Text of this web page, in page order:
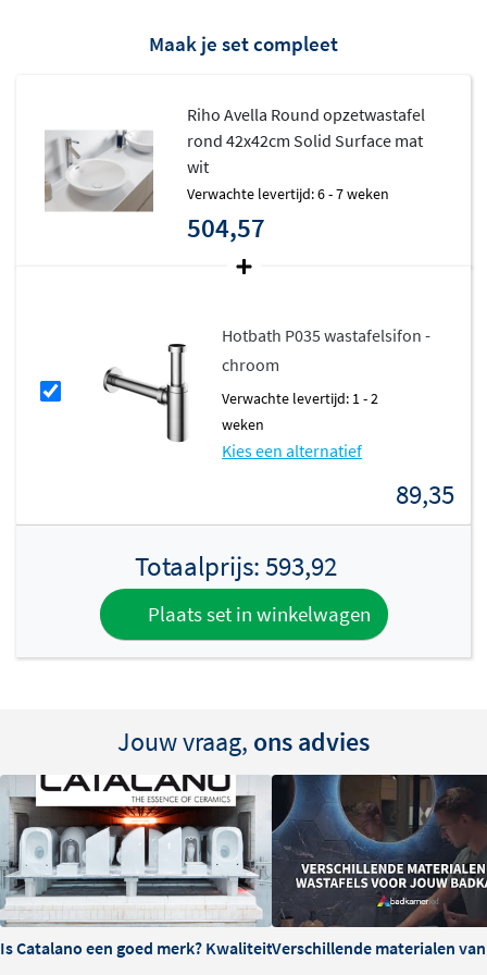
Stijlvolle vormen voor elke
De Avella opzetwastafel is verkrijgbaar in verschillende
vormen:vierkant, rond en ovaal
eenvoudig een waskom kiezen die perfect aansluit bij
jouw badkamerinrichting. Of je nu kiest voor een
strakke moderne uitstraling of een zachte organische
vormgeving, met Avella creëer je altijd een stijlvolle en
Maak je set compleet
Riho Avella Round opzetwastafel
rond 42x42cm Solid Surface mat
wit
Verwachte levertijd: 6 - 7 weken
504,57
Hotbath P035 wastafelsifon -
chroom
Verwachte levertijd: 1 - 2
weken
Kies een alternatief
89,35
Totaalprijs:593,92
Plaats set in winkelwagen
Jouw vraag, ons advies
Is Catalano een goed merk? Kwaliteit en ervaringen
Verschillende materialen